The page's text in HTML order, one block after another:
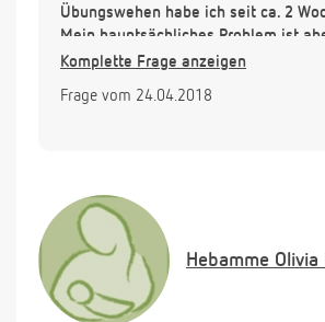
Übungswehen habe ich seit ca. 2
Mein hauptsächliches Problem ist
sehr starkes Druckgefühl in/Richtung
alles gut aus (Muttermund
keinen Grund für das Druckgefühl. Ich
Magnesium und Bryophylum.
mich sehr (trotz 3 Jährigem Sohn zu
Becken hoch zu lagern ist sehr
Wäre es möglich, das mein recht
Komplette Frage anzeigen
Frage vom 24.04.2018
Hebamme Olivia